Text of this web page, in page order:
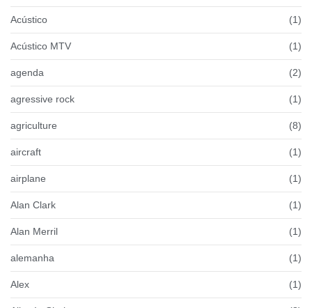
Acústico (1)
Acústico MTV (1)
agenda (2)
agressive rock (1)
agriculture (8)
aircraft (1)
airplane (1)
Alan Clark (1)
Alan Merril (1)
alemanha (1)
Alex (1)